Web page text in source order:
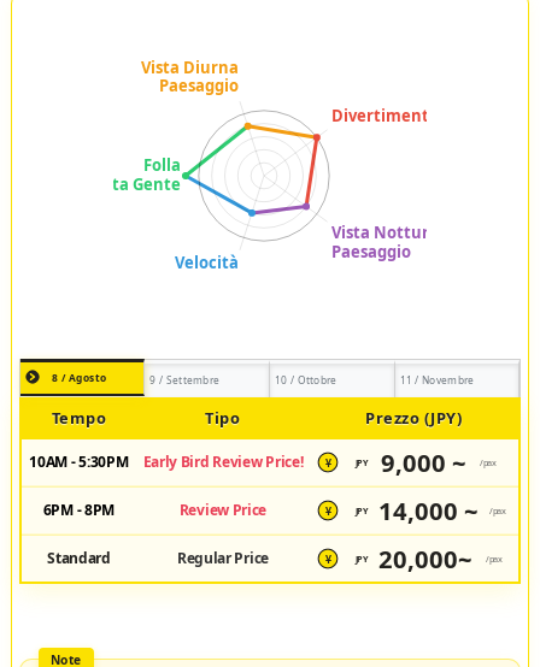
8 / Agosto 9 / Settembre 10 / Ottobre 11 / Novembre
Tempo Tipo Prezzo (JPY)
10AM - 5:30PM Early Bird Review Price! ¥ JPY 9,000 ~ /pax
6PM - 8PM Review Price ¥ JPY 14,000 ~ /pax
Standard Regular Price ¥ JPY 20,000~ /pax